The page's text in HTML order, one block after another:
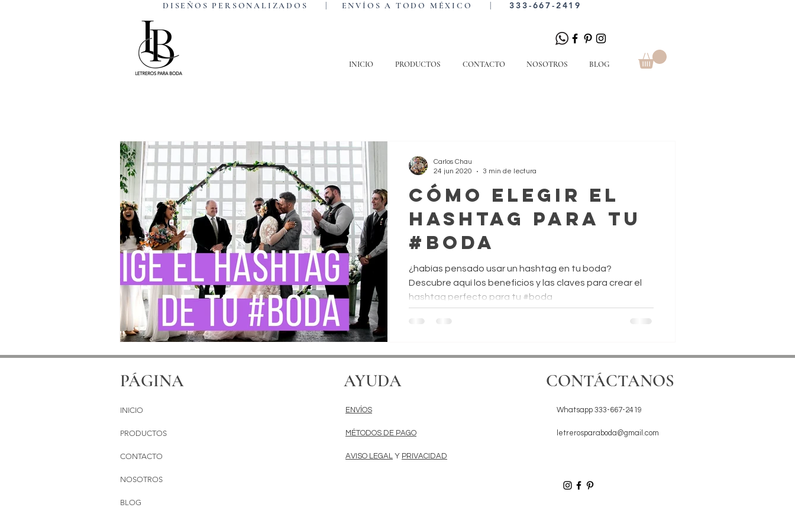
DISEÑOS PERSONALIZADOS | ENVÍOS A TODO MÉXICO |333-667-2419
INICIO PRODUCTOS CONTACTO NOSOTROS BLOG
Cómo elegir el
Hashtag para tu
#boda
¿habías pensado usar un hashtag en tu boda?
Descubre aquí los beneficios y las claves para crear el
hashtag perfecto para tu #boda
Carlos Chau
24 jun 2020
3 min de lectura
PÁGINA
INICIO
PRODUCTOS
CONTACTO
NOSOTROS
BLOG
AYUDA
ENVÍOS
MÉTODOS DE PAGO
AVISO LEGAL Y PRIVACIDAD
CONTÁCTANOS
Whatsapp 333-667-2419
letrerosparaboda@gmail.com